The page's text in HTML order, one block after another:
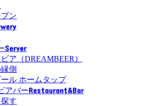
ン
Server
ア（DREAMBEER）
側
ル ホームタップ
アバーRestaurant&Bar
す